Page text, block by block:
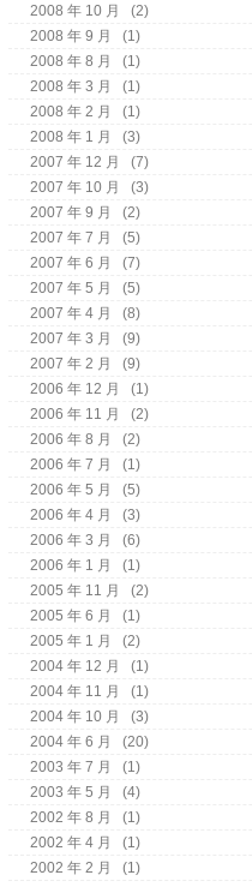
2008 年 10 月
(2)
2008 年 9 月
(1)
2008 年 8 月
(1)
2008 年 3 月
(1)
2008 年 2 月
(1)
2008 年 1 月
(3)
2007 年 12 月
(7)
2007 年 10 月
(3)
2007 年 9 月
(2)
2007 年 7 月
(5)
2007 年 6 月
(7)
2007 年 5 月
(5)
2007 年 4 月
(8)
2007 年 3 月
(9)
2007 年 2 月
(9)
2006 年 12 月
(1)
2006 年 11 月
(2)
2006 年 8 月
(2)
2006 年 7 月
(1)
2006 年 5 月
(5)
2006 年 4 月
(3)
2006 年 3 月
(6)
2006 年 1 月
(1)
2005 年 11 月
(2)
2005 年 6 月
(1)
2005 年 1 月
(2)
2004 年 12 月
(1)
2004 年 11 月
(1)
2004 年 10 月
(3)
2004 年 6 月
(20)
2003 年 7 月
(1)
2003 年 5 月
(4)
2002 年 8 月
(1)
2002 年 4 月
(1)
2002 年 2 月
(1)